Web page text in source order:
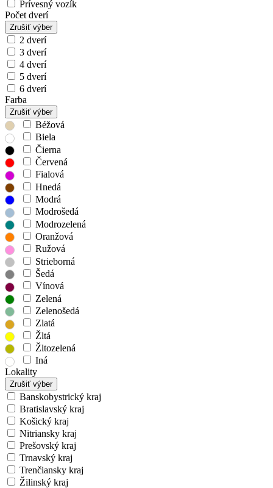
Prívesný vozík
Počet dverí
Zrušiť výber
2 dverí
3 dverí
4 dverí
5 dverí
6 dverí
Farba
Zrušiť výber
Béžová
Biela
Čierna
Červená
Fialová
Hnedá
Modrá
Modrošedá
Modrozelená
Oranžová
Ružová
Strieborná
Šedá
Vínová
Zelená
Zelenošedá
Zlatá
Žltá
Žltozelená
Iná
Lokality
Zrušiť výber
Banskobystrický kraj
Bratislavský kraj
Košický kraj
Nitriansky kraj
Prešovský kraj
Trnavský kraj
Trenčiansky kraj
Žilinský kraj